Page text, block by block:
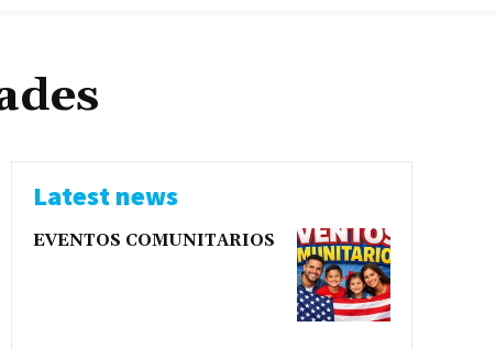
Latest news
EVENTOS COMUNITARIOS